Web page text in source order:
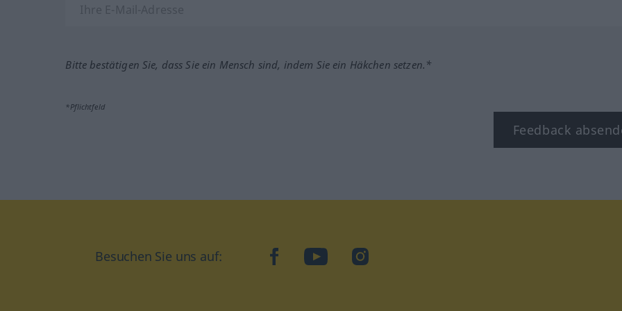
Bitte bestätigen Sie, dass Sie ein Mensch sind, indem Sie ein Häkchen setzen.*
*Pflichtfeld
Feedback
Besuchen Sie uns auf: facebookYouTubeInstagram